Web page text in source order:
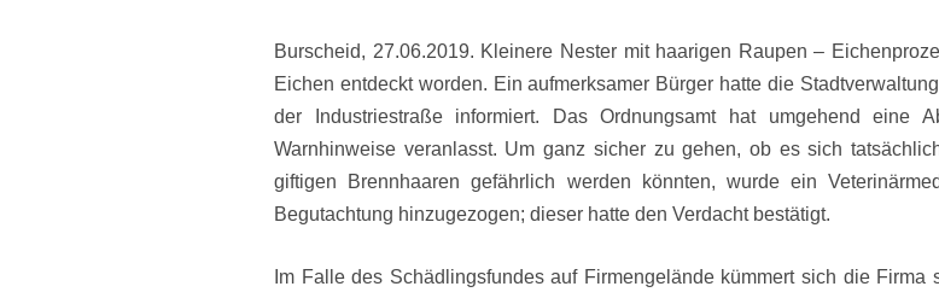
Burscheid, 27.06.2019. Kleinere Nester mit haarigen Raupen –
Eichen entdeckt worden. Ein aufmerksamer Bürger hatte die
der Industriestraße informiert. Das Ordnungsamt hat umgehend eine
Warnhinweise veranlasst. Um ganz sicher zu gehen, ob es sich
giftigen Brennhaaren gefährlich werden könnten, wurde ein
Begutachtung hinzugezogen; dieser hatte den Verdacht bestätigt.
Im Falle des Schädlingsfundes auf Firmengelände kümmert sich die